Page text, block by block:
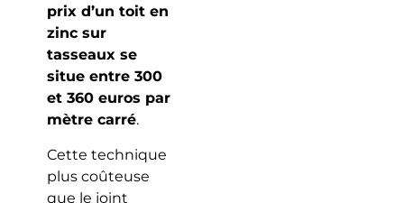
prix d’un toit en
zinc sur
tasseaux se
situe entre 300
et 360 euros par
mètre carré.
Cette technique
plus coûteuse
que le joint